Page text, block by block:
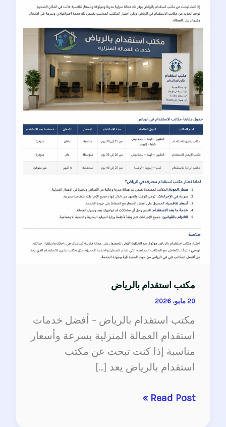
مكتب استقدام بالرياض
20 مايو، 2026
مكتب استقدام بالرياض – أفضل خدمات
استقدام العمالة المنزلية بسرعة وأسعار
مناسبة إذا كنت تبحث عن مكتب
استقدام بالرياض يعد […]
بالرياض
Read Post »